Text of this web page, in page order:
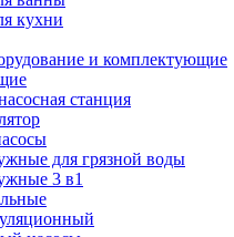
кухни
и комплектующие
станция
для грязной воды
3 в1